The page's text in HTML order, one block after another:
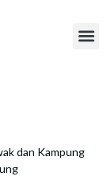
dan Kampung